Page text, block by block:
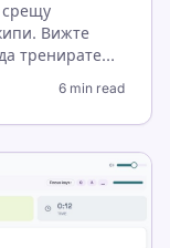
срещу
Вижте
тренирате
6 min read